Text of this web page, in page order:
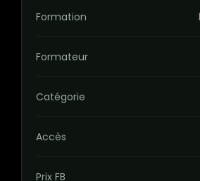
Formation
Formateur
Catégorie
Accès
Prix FB